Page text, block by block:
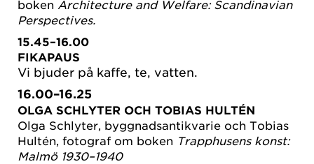
boken Architecture and Welfare: Scandinavian
Perspectives.
15.45–16.00
FIKAPAUS
Vi bjuder på kaffe, te, vatten.
16.00–16.25
OLGA SCHLYTER OCH TOBIAS HULTÉN
Olga Schlyter, byggnadsantikvarie och Tobias
Hultén, fotograf om boken Trapphusens konst:
Malmö 1930–1940